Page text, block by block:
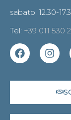
sabato: 12.30-
Tel: +39 011 530